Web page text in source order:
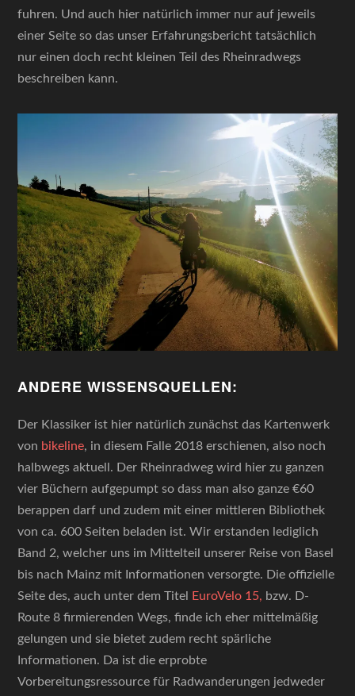
fuhren. Und auch hier natürlich immer nur auf jeweils
einer Seite so das unser Erfahrungsbericht tatsächlich
nur einen doch recht kleinen Teil des Rheinradwegs
beschreiben kann.
ANDERE WISSENSQUELLEN:
Der Klassiker ist hier natürlich zunächst das Kartenwerk
von bikeline, in diesem Falle 2018 erschienen, also noch
halbwegs aktuell. Der Rheinradweg wird hier zu ganzen
vier Büchern aufgepumpt so dass man also ganze €60
berappen darf und zudem mit einer mittleren Bibliothek
von ca. 600 Seiten beladen ist. Wir erstanden lediglich
Band 2, welcher uns im Mittelteil unserer Reise von Basel
bis nach Mainz mit Informationen versorgte. Die offizielle
Seite des, auch unter dem Titel
EuroVelo 15, bzw. D-
Route 8 firmierenden Wegs, finde ich eher mittelmäßig
gelungen und sie bietet zudem recht spärliche
Informationen. Da ist die erprobte
Vorbereitungsressource für Radwanderungen jedweder